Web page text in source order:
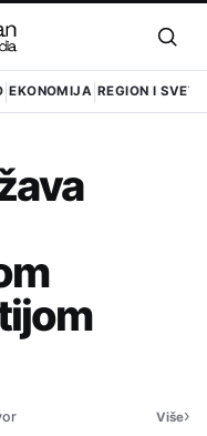
EKONOMIJA REGION I SVET
Više›